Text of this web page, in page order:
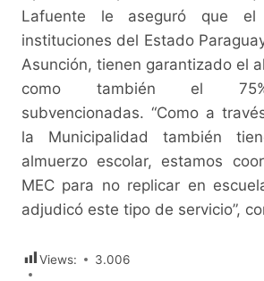
Lafuente le aseguró que
instituciones del Estado
Asunción, tienen garantizado el
como también el
subvencionadas. “Como a
la Municipalidad también
almuerzo escolar, estamos
MEC para no replicar en
adjudicó este tipo de servicio”,
Views: 3.006